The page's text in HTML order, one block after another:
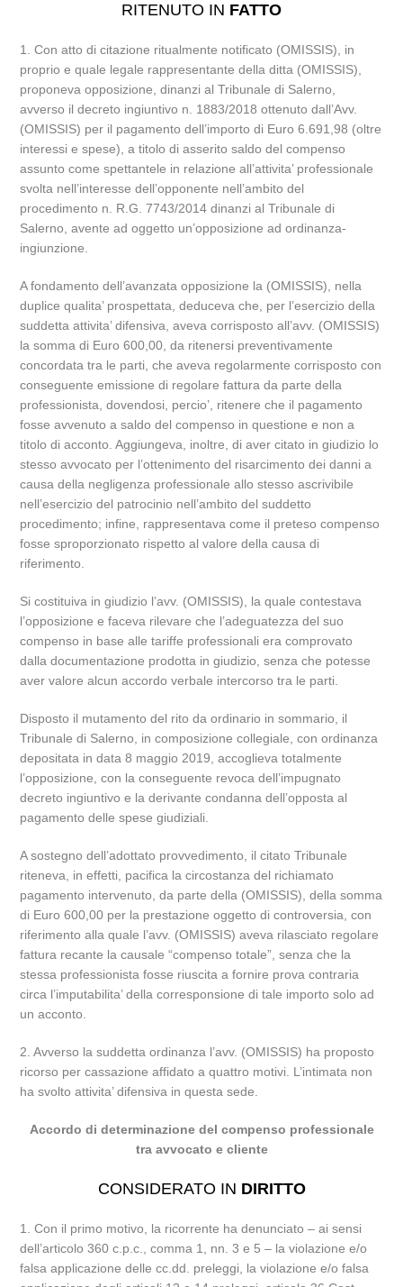
RITENUTO IN FATTO
1. Con atto di citazione ritualmente notificato (OMISSIS), in
proprio e quale legale rappresentante della ditta (OMISSIS),
proponeva opposizione, dinanzi al Tribunale di Salerno,
avverso il decreto ingiuntivo n. 1883/2018 ottenuto dall’Avv.
(OMISSIS) per il pagamento dell’importo di Euro 6.691,98 (oltre
interessi e spese), a titolo di asserito saldo del compenso
assunto come spettantele in relazione all’attivita’ professionale
svolta nell’interesse dell’opponente nell’ambito del
procedimento n. R.G. 7743/2014 dinanzi al Tribunale di
Salerno, avente ad oggetto un’opposizione ad ordinanza-
ingiunzione.
A fondamento dell’avanzata opposizione la (OMISSIS), nella
duplice qualita’ prospettata, deduceva che, per l’esercizio della
suddetta attivita’ difensiva, aveva corrisposto all’avv. (OMISSIS)
la somma di Euro 600,00, da ritenersi preventivamente
concordata tra le parti, che aveva regolarmente corrisposto con
conseguente emissione di regolare fattura da parte della
professionista, dovendosi, percio’, ritenere che il pagamento
fosse avvenuto a saldo del compenso in questione e non a
titolo di acconto. Aggiungeva, inoltre, di aver citato in giudizio lo
stesso avvocato per l’ottenimento del risarcimento dei danni a
causa della negligenza professionale allo stesso ascrivibile
nell’esercizio del patrocinio nell’ambito del suddetto
procedimento; infine, rappresentava come il preteso compenso
fosse sproporzionato rispetto al valore della causa di
riferimento.
Si costituiva in giudizio l’avv. (OMISSIS), la quale contestava
l’opposizione e faceva rilevare che l’adeguatezza del suo
compenso in base alle tariffe professionali era comprovato
dalla documentazione prodotta in giudizio, senza che potesse
aver valore alcun accordo verbale intercorso tra le parti.
Disposto il mutamento del rito da ordinario in sommario, il
Tribunale di Salerno, in composizione collegiale, con ordinanza
depositata in data 8 maggio 2019, accoglieva totalmente
l’opposizione, con la conseguente revoca dell’impugnato
decreto ingiuntivo e la derivante condanna dell’opposta al
pagamento delle spese giudiziali.
A sostegno dell’adottato provvedimento, il citato Tribunale
riteneva, in effetti, pacifica la circostanza del richiamato
pagamento intervenuto, da parte della (OMISSIS), della somma
di Euro 600,00 per la prestazione oggetto di controversia, con
riferimento alla quale l’avv. (OMISSIS) aveva rilasciato regolare
fattura recante la causale “compenso totale”, senza che la
stessa professionista fosse riuscita a fornire prova contraria
circa l’imputabilita’ della corresponsione di tale importo solo ad
un acconto.
2. Avverso la suddetta ordinanza l’avv. (OMISSIS) ha proposto
ricorso per cassazione affidato a quattro motivi. L’intimata non
ha svolto attivita’ difensiva in questa sede.
Accordo di determinazione del compenso professionale
tra avvocato e cliente
CONSIDERATO IN DIRITTO
1. Con il primo motivo, la ricorrente ha denunciato – ai sensi
dell’articolo 360 c.p.c., comma 1, nn. 3 e 5 – la violazione e/o
falsa applicazione delle cc.dd. preleggi, la violazione e/o falsa